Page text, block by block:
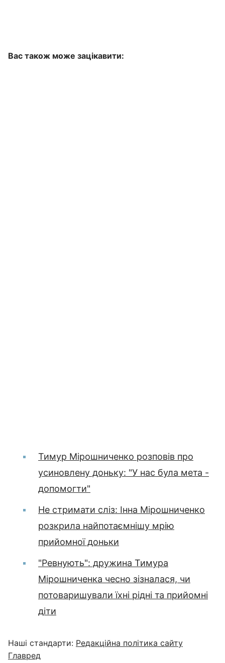
Вас також може зацікавити:
Тимур Мірошниченко розповів про
усиновлену доньку: "У нас була мета -
допомогти"
Не стримати сліз: Інна Мірошниченко
розкрила найпотаємнішу мрію
прийомної доньки
"Ревнують": дружина Тимура
Мірошниченка чесно зізналася, чи
потоваришували їхні рідні та прийомні
діти
Наші стандарти: Редакційна політика сайту
Главред